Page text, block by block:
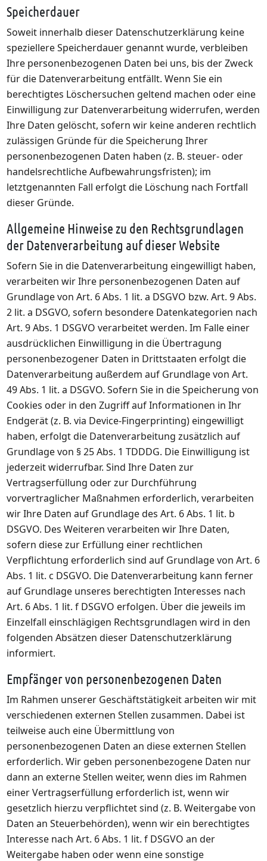
Speicherdauer
Soweit innerhalb dieser Datenschutzerklärung keine
speziellere Speicherdauer genannt wurde, verbleiben
Ihre personenbezogenen Daten bei uns, bis der Zweck
für die Datenverarbeitung entfällt. Wenn Sie ein
berechtigtes Löschersuchen geltend machen oder eine
Einwilligung zur Datenverarbeitung widerrufen, werden
Ihre Daten gelöscht, sofern wir keine anderen rechtlich
zulässigen Gründe für die Speicherung Ihrer
personenbezogenen Daten haben (z. B. steuer- oder
handelsrechtliche Aufbewahrungsfristen); im
letztgenannten Fall erfolgt die Löschung nach Fortfall
dieser Gründe.
Allgemeine Hinweise zu den Rechtsgrundlagen
der Datenverarbeitung auf dieser Website
Sofern Sie in die Datenverarbeitung eingewilligt haben,
verarbeiten wir Ihre personenbezogenen Daten auf
Grundlage von Art. 6 Abs. 1 lit. a DSGVO bzw. Art. 9 Abs.
2 lit. a DSGVO, sofern besondere Datenkategorien nach
Art. 9 Abs. 1 DSGVO verarbeitet werden. Im Falle einer
ausdrücklichen Einwilligung in die Übertragung
personenbezogener Daten in Drittstaaten erfolgt die
Datenverarbeitung außerdem auf Grundlage von Art.
49 Abs. 1 lit. a DSGVO. Sofern Sie in die Speicherung von
Cookies oder in den Zugriff auf Informationen in Ihr
Endgerät (z. B. via Device-Fingerprinting) eingewilligt
haben, erfolgt die Datenverarbeitung zusätzlich auf
Grundlage von § 25 Abs. 1 TDDDG. Die Einwilligung ist
jederzeit widerrufbar. Sind Ihre Daten zur
Vertragserfüllung oder zur Durchführung
vorvertraglicher Maßnahmen erforderlich, verarbeiten
wir Ihre Daten auf Grundlage des Art. 6 Abs. 1 lit. b
DSGVO. Des Weiteren verarbeiten wir Ihre Daten,
sofern diese zur Erfüllung einer rechtlichen
Verpflichtung erforderlich sind auf Grundlage von Art. 6
Abs. 1 lit. c DSGVO. Die Datenverarbeitung kann ferner
auf Grundlage unseres berechtigten Interesses nach
Art. 6 Abs. 1 lit. f DSGVO erfolgen. Über die jeweils im
Einzelfall einschlägigen Rechtsgrundlagen wird in den
folgenden Absätzen dieser Datenschutzerklärung
informiert.
Empfänger von personenbezogenen Daten
Im Rahmen unserer Geschäftstätigkeit arbeiten wir mit
verschiedenen externen Stellen zusammen. Dabei ist
teilweise auch eine Übermittlung von
personenbezogenen Daten an diese externen Stellen
erforderlich. Wir geben personenbezogene Daten nur
dann an externe Stellen weiter, wenn dies im Rahmen
einer Vertragserfüllung erforderlich ist, wenn wir
gesetzlich hierzu verpflichtet sind (z. B. Weitergabe von
Daten an Steuerbehörden), wenn wir ein berechtigtes
Interesse nach Art. 6 Abs. 1 lit. f DSGVO an der
Weitergabe haben oder wenn eine sonstige